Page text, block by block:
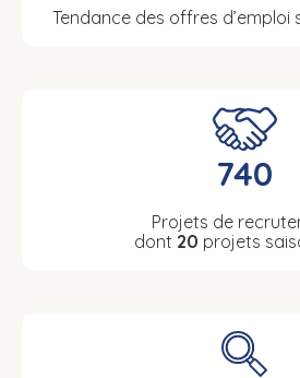
Tendance des offres d’emploi
740
Projets de
dont 20 projets